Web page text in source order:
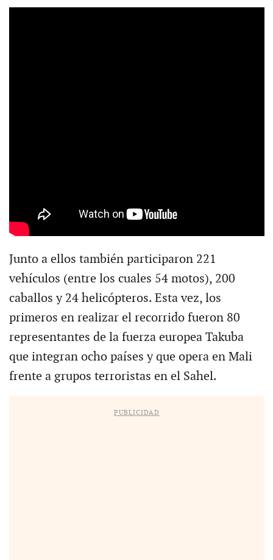
Junto a ellos también participaron 221
vehículos (entre los cuales 54 motos), 200
caballos y 24 helicópteros. Esta vez, los
primeros en realizar el recorrido fueron 80
representantes de la fuerza europea Takuba
que integran ocho países y que opera en Mali
frente a grupos terroristas en el Sahel.
PUBLICIDAD